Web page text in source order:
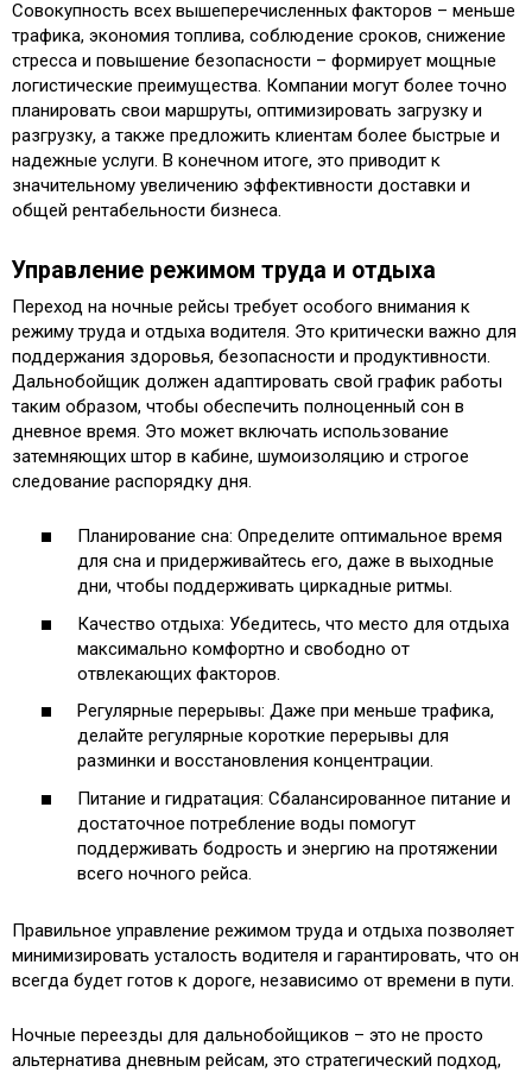
Совокупность всех вышеперечисленных факторов – меньше
трафика, экономия топлива, соблюдение сроков, снижение
стресса и повышение безопасности – формирует мощные
логистические преимущества. Компании могут более точно
планировать свои маршруты, оптимизировать загрузку и
разгрузку, а также предложить клиентам более быстрые и
надежные услуги. В конечном итоге, это приводит к
значительному увеличению эффективности доставки и
общей рентабельности бизнеса.
Управление режимом труда и отдыха
Переход на ночные рейсы требует особого внимания к
режиму труда и отдыха водителя. Это критически важно для
поддержания здоровья, безопасности и продуктивности.
Дальнобойщик должен адаптировать свой график работы
таким образом, чтобы обеспечить полноценный сон в
дневное время. Это может включать использование
затемняющих штор в кабине, шумоизоляцию и строгое
следование распорядку дня.
Планирование сна: Определите оптимальное время
для сна и придерживайтесь его, даже в выходные
дни, чтобы поддерживать циркадные ритмы.
Качество отдыха: Убедитесь, что место для отдыха
максимально комфортно и свободно от
отвлекающих факторов.
Регулярные перерывы: Даже при меньше трафика,
делайте регулярные короткие перерывы для
разминки и восстановления концентрации.
Питание и гидратация: Сбалансированное питание и
достаточное потребление воды помогут
поддерживать бодрость и энергию на протяжении
всего ночного рейса.
Правильное управление режимом труда и отдыха позволяет
минимизировать усталость водителя и гарантировать, что он
всегда будет готов к дороге, независимо от времени в пути.
Ночные переезды для дальнобойщиков – это не просто
альтернатива дневным рейсам, это стратегический подход,